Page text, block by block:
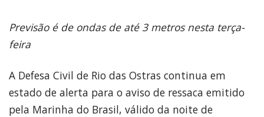
Previsão é de ondas de até 3 metros nesta terça-
feira
A Defesa Civil de Rio das Ostras continua em
estado de alerta para o aviso de ressaca emitido
pela Marinha do Brasil, válido da noite de